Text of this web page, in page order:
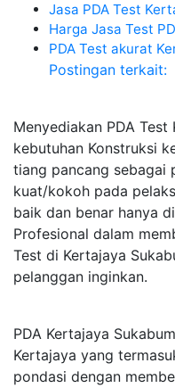
Jasa PDA Test
Harga Jasa Test
PDA Test akurat
Postingan terkait:
Menyediakan PDA
kebutuhan Konstruksi
tiang pancang sebagai
kuat/kokoh pada
baik dan benar hanya
Profesional dalam
Test di Kertajaya
pelanggan inginkan.
PDA Kertajaya
Kertajaya yang
pondasi dengan